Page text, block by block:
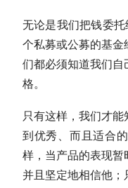
无论是我们把钱委
个私募或公募的基金
们都必须知道我们自
格。
只有这样，我们才
到优秀、而且适合
样，当产品的表现暂
并且坚定地相信他；